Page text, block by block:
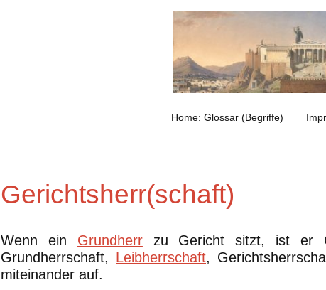
Home: Glossar (Begriffe)
Gerichtsherr(schaft)
Wenn ein Grundherrzu Gericht sitzt, ist er
Grundherrschaft, Leibherrschaft,
miteinander auf.